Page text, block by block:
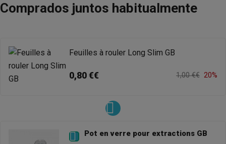
Comprados juntos habitualmente
Feuilles à rouler Long Slim GB
0,80 €€ 1,00 €€ 20%
 Pot en verre pour extractions GB